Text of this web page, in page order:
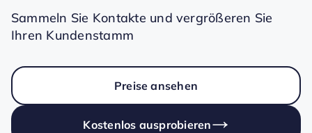
Sammeln Sie Kontakte und vergrößeren Sie
Ihren Kundenstamm
Kostenlos ausprobieren
Preise ansehen